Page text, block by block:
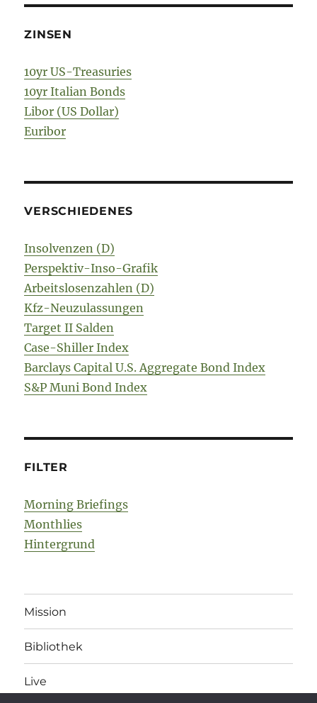
ZINSEN
10yr US-Treasuries
10yr Italian Bonds
Libor (US Dollar)
Euribor
VERSCHIEDENES
Insolvenzen (D)
Perspektiv-Inso-Grafik
Arbeitslosenzahlen (D)
Kfz-Neuzulassungen
Target II Salden
Case-Shiller Index
Barclays Capital U.S. Aggregate Bond Index
S&P Muni Bond Index
FILTER
Morning Briefings
Monthlies
Hintergrund
Mission
Bibliothek
Live